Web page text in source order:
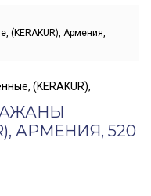
Армения,
АРМЕНИЯ, 520